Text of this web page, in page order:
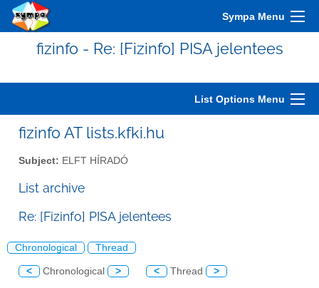
Sympa Menu
fizinfo - Re: [Fizinfo] PISA jelentees
List Options Menu
fizinfo AT lists.kfki.hu
Subject: ELFT HÍRADÓ
List archive
Re: [Fizinfo] PISA jelentees
Chronological Thread
< Chronological > < Thread >